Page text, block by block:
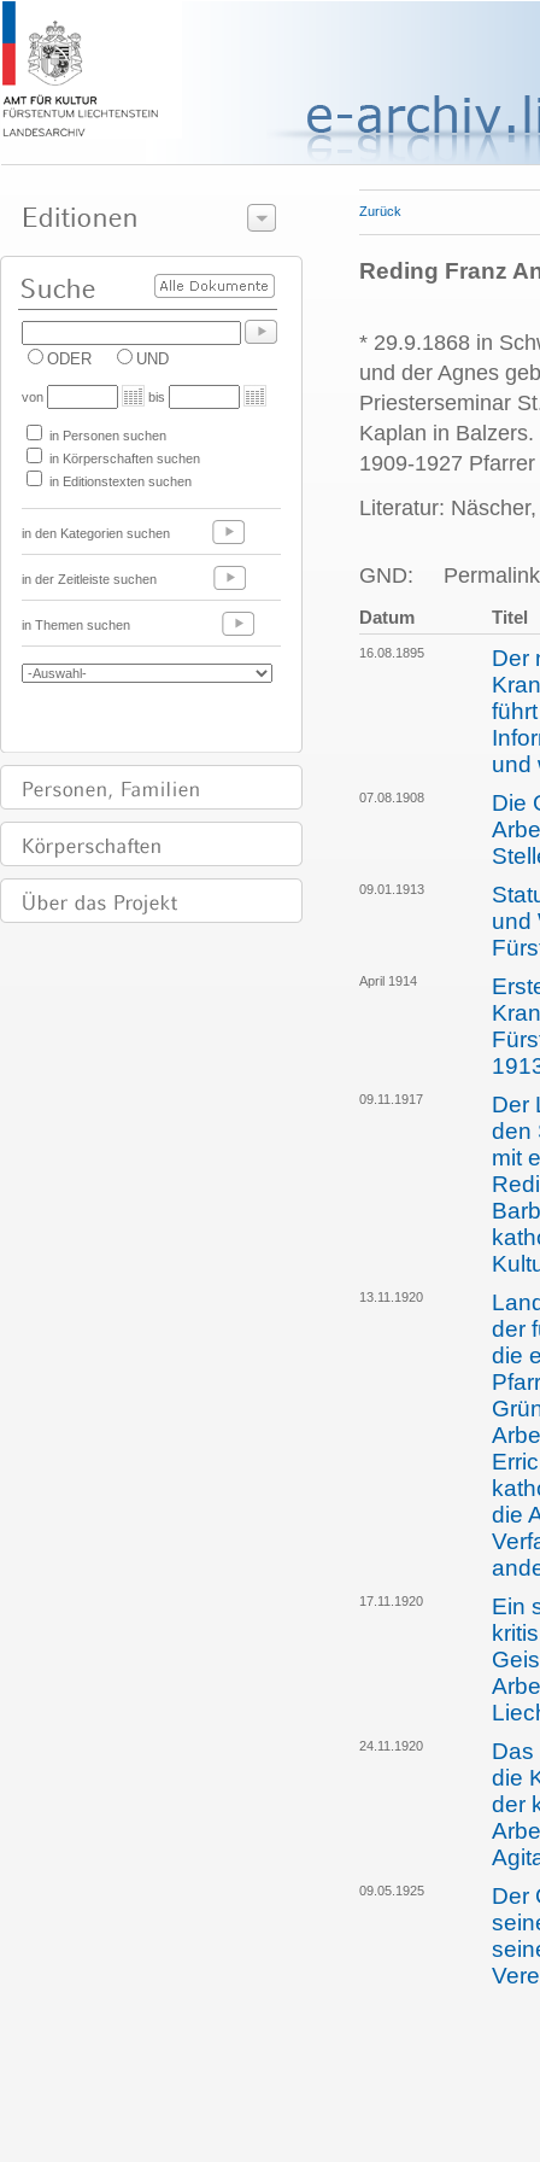
ODER UND
von bis
in Personen suchen
in Körperschaften suchen
in Editionstexten suchen
in den Kategorien suchen
in der Zeitleiste suchen
in Themen suchen
Zurück
Reding Franz
* 29.9.1868 in
und der Agnes
Priesterseminar
Kaplan in
1909-1927
Literatur:
GND:
Datum Titel
16.08.1895
Der
und
07.08.1908
Die
09.01.1913
und
April 1914
09.11.1917
Der
den
mit
13.11.1920
der
die
die
17.11.1920
Ein
24.11.1920
Das
die
der
09.05.1925
Der